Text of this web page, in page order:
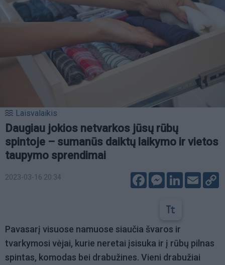
Laisvalaikis
Daugiau jokios netvarkos jūsų rūbų
spintoje – sumanūs daiktų laikymo ir vietos
taupymo sprendimai
2023-03-16 20:34 FacebookMessenger
LinkedIn
Email
Pavasarį visuose namuose siaučia švaros ir
tvarkymosi vėjai, kurie neretai įsisuka ir į rūbų pilnas
spintas, komodas bei drabužines. Vieni drabužiai